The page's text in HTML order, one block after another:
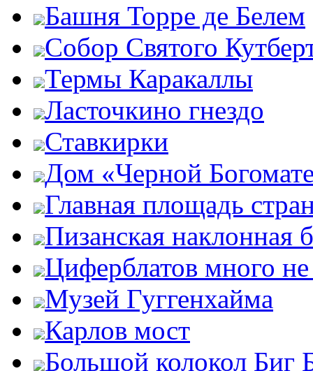
Башня Торре де Белем
Собор Святого
Термы Каракаллы
Ласточкино гнездо
Ставкирки
Дом «Черной
Главная площадь
Пизанская наклонная
Циферблатов много
Музей Гуггенхайма
Карлов мост
Большой колокол Биг